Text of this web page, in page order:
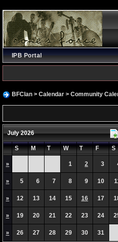
IPB Portal
BFClan> Calendar> Community
July 2026
S M T W T F S
» 1 2 3
» 5 6 7 8 9 10
» 12 13 14 15 16 17
» 19 20 21 22 23 24
» 26 27 28 29 30 31